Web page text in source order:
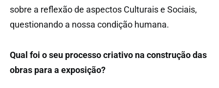
sobre a reflexão de aspectos Culturais e Sociais,
questionando a nossa condição humana.
Qual foi o seu processo criativo na construção das
obras para a exposição?